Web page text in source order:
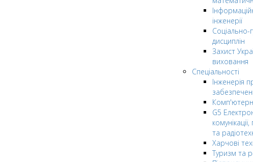
інженерії
Соціально-
дисциплін
Захист
виховання
Спеціальності
Інженерія
G5
та
Харчові
Туризм та